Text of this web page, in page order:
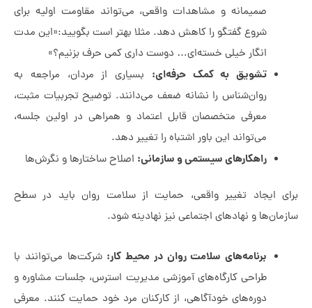
صمیمانه و مشاهدات واقعی، می‌تواند مقاومت اولیه برای
شروع گفتگو را کاهش دهد. مثلا بهتر است بگویید:«این مدت
انگار خیلی خسته‌ای… دوست داری کمی حرف بزنیم؟»
تشویق به کمک حرفه‌ای:بسیاری از مردان، مراجعه به
روان‌شناس را نشانه ضعف می‌دانند. توضیح تجربیات مثبت،
معرفی متخصصان قابل اعتماد و همراهی در اولین جلسه،
می‌تواند این باور اشتباه را تغییر دهد.
راهکارهای سیستمی و سازمانی:اصلاح ساختارها و نگرش‌ها
تغییر واقعی، حمایت از سلامت روان باید در سطح
و نهادهای اجتماعی نیز نهادینه شود.
برنامه‌های سلامت روان در محیط کار:شرکت‌ها می‌توانند با
طراحی کارگاه‌های آموزشی مدیریت استرس، جلسات مشاوره و
دوره‌های خودآگاهی، از کارکنان مرد خود حمایت کنند. معرفی